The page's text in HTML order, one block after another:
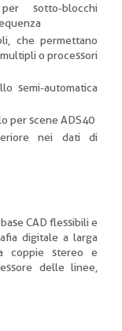
sotto-blocchi
che permettano
o processori
semi-automatica
per scene ADS40
nei dati di
CAD flessibili e
digitale a larga
coppie stereo e
delle linee,